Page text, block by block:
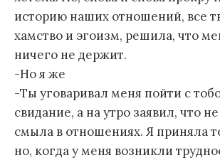
историю наших отношений, все
хамство и эгоизм, решила, что
ничего не держит.
-Но я же
-Ты уговаривал меня пойти с
свидание, а на утро заявил, что
смыла в отношениях. Я приняла
но, когда у меня возникли